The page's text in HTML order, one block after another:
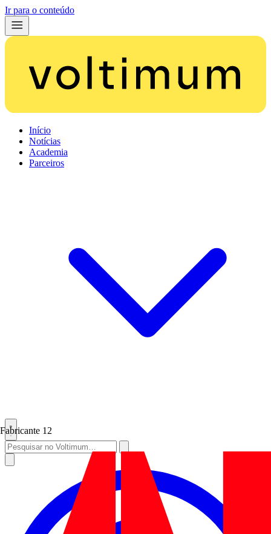
Ir para o conteúdo
Início
Notícias
Academia
Parceiros
Fabricante 12